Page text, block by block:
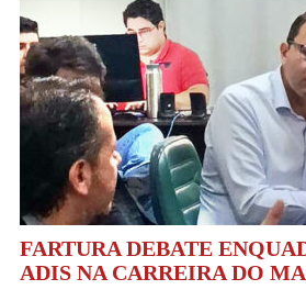
FARTURA DEBATE
ADIS NA CARREIRA DO